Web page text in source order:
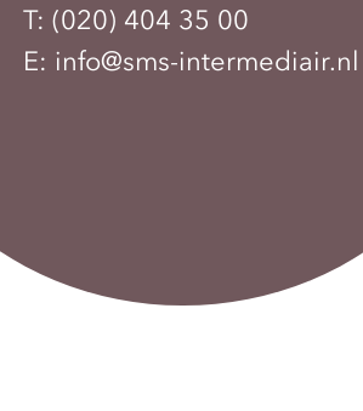
T:(020) 404 35 00
E: info@sms-intermediair.nl